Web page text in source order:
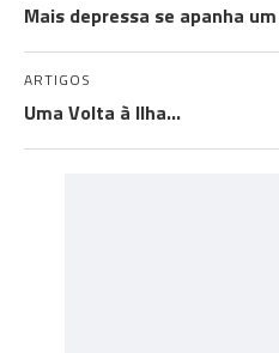
Mais depressa se apanha
ARTIGOS
Uma Volta à Ilha…